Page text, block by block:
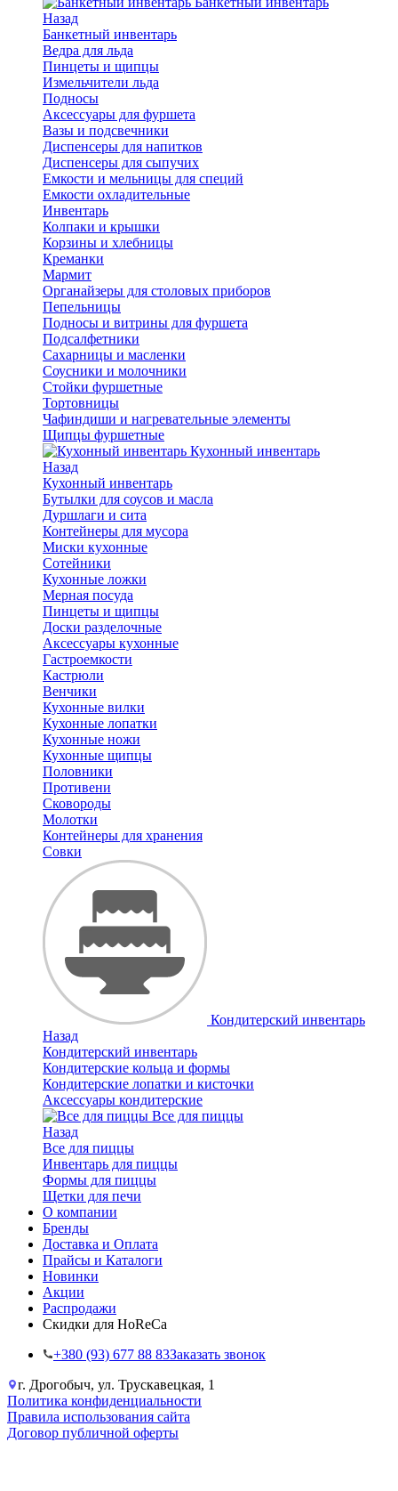
Назад
Банкетный инвентарь
Ведра для льда
Пинцеты и щипцы
Измельчители льда
Подносы
Аксессуары для фуршета
Вазы и подсвечники
Диспенсеры для напитков
Диспенсеры для сыпучих
Емкости и мельницы для специй
Емкости охладительные
Инвентарь
Колпаки и крышки
Корзины и хлебницы
Креманки
Мармит
Органайзеры для столовых приборов
Пепельницы
Подносы и витрины для фуршета
Подсалфетники
Сахарницы и масленки
Соусники и молочники
Стойки фуршетные
Тортовницы
Чафиндиши и нагревательные элементы
Щипцы фуршетные
Кухонный инвентарь
Назад
Кухонный инвентарь
Бутылки для соусов и масла
Дуршлаги и сита
Контейнеры для мусора
Миски кухонные
Сотейники
Кухонные ложки
Мерная посуда
Пинцеты и щипцы
Доски разделочные
Аксессуары кухонные
Гастроемкости
Кастрюли
Венчики
Кухонные вилки
Кухонные лопатки
Кухонные ножи
Кухонные щипцы
Половники
Противени
Сковороды
Молотки
Контейнеры для хранения
Совки
Кондитерский инвентарь
Назад
Кондитерский инвентарь
Кондитерские кольца и формы
Кондитерские лопатки и кисточки
Аксессуары кондитерские
Все для пиццы
Назад
Все для пиццы
Инвентарь для пиццы
Формы для пиццы
Щетки для печи
О компании
Бренды
Доставка и Оплата
Прайсы и Каталоги
Новинки
Акции
Распродажи
Скидки для HoReCa
+38‎0 (93) 677 88 83Заказать звонок
г. Дрогобыч, ул. Трускавецкая, 1
Политика конфиденциальности
Правила использования сайта
Договор публичной оферты